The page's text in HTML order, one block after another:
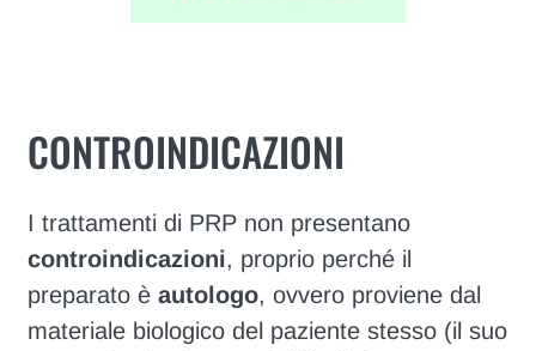
CONTROINDICAZIONI
I trattamenti di PRP non presentano
controindicazioni, proprio perché il
preparato è autologo, ovvero proviene dal
materiale biologico del paziente stesso (il suo